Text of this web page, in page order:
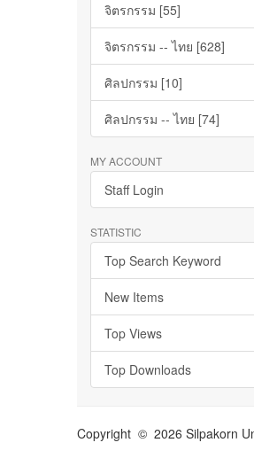
จิตรกรรม [55]
จิตรกรรม -- ไทย [628]
ศิลปกรรม [10]
ศิลปกรรม -- ไทย [74]
MY ACCOUNT
Staff Login
STATISTIC
Top Search Keyword
New Items
Top Views
Top Downloads
Copyright © 2026 Silpakorn